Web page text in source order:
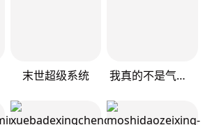
末世超级系统 我真的不是气运之子